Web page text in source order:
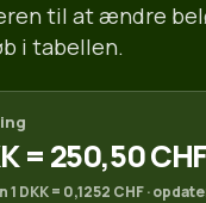
til at ændre
i tabellen.
= 250,50 CHF
1 DKK = 0,1252 CHF ·